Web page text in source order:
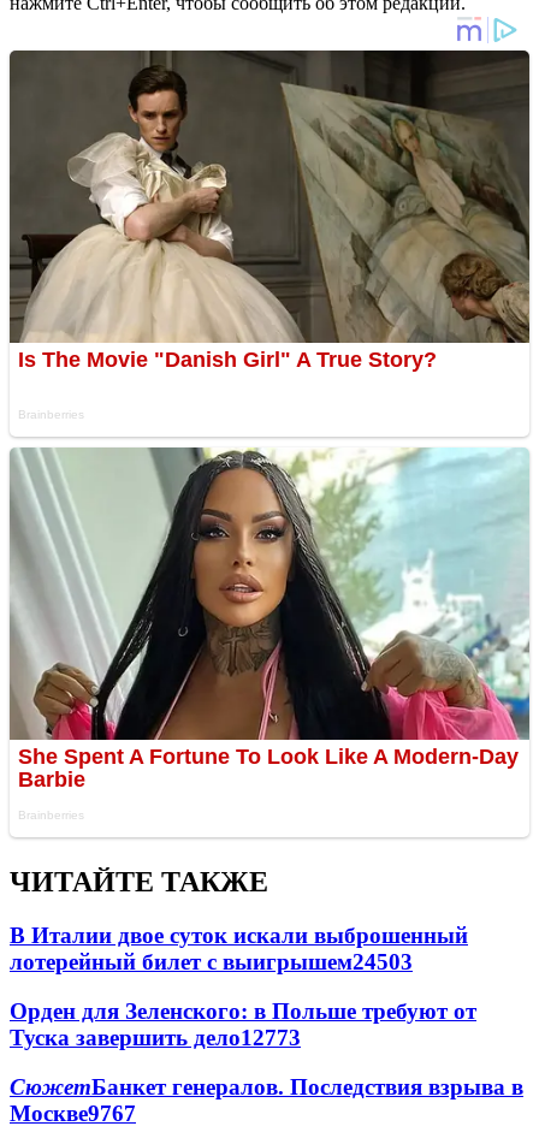
ЧИТАЙТЕ ТАКЖЕ
В Италии двое суток искали выброшенный
лотерейный билет с выигрышем24503
Орден для Зеленского: в Польше требуют от
Туска завершить дело12773
СюжетБанкет генералов. Последствия взрыва в
Москве9767